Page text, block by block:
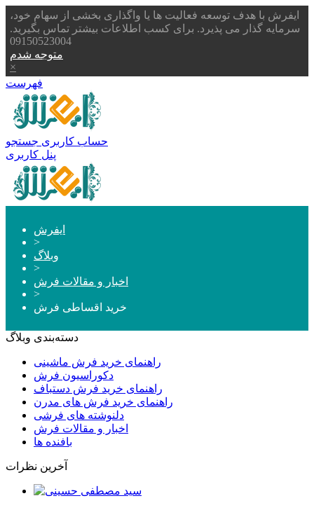
ایفرش با هدف توسعه فعالیت ها یا واگذاری بخشی از سهام خود،
سرمایه گذار می پذیرد. برای کسب اطلاعات بیشتر تماس بگیرید.
09150523004
متوجه شدم
×
فهرست
حساب کاربری جستجو
پنل کاربری
ایفرش
>
وبلاگ
>
اخبار و مقالات فرش
>
خرید اقساطی فرش
دسته‌بندی وبلاگ
راهنمای خرید فرش ماشینی
دکوراسیون فرش
راهنمای خرید فرش دستباف
راهنمای خرید فرش های مدرن
دلنوشته های فرشی
اخبار و مقالات فرش
بافنده ها
آخرین نظرات